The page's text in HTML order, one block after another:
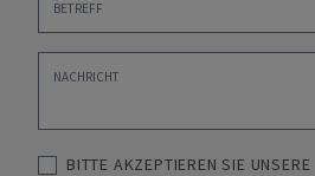
BITTE AKZEPTIEREN SIE UNSERE